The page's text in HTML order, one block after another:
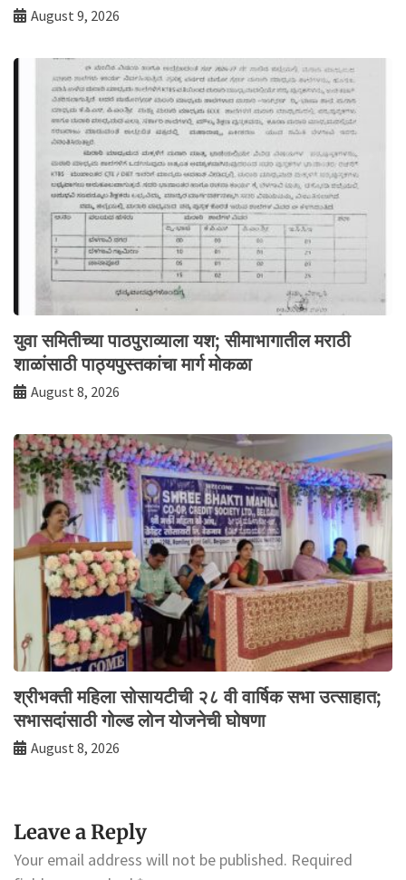
August 9, 2026
युवा समितीच्या पाठपुराव्याला यश; सीमाभागातील मराठी
शाळांसाठी पाठ्यपुस्तकांचा मार्ग मोकळा
August 8, 2026
श्रीभक्ती महिला सोसायटीची २८ वी वार्षिक सभा उत्साहात;
सभासदांसाठी गोल्ड लोन योजनेची घोषणा
August 8, 2026
Leave a Reply
Your email address will not be published. Required